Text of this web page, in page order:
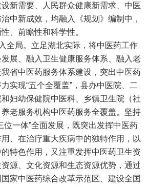
新需要、人民群众健康新需求、中医
中新成效，均融入《规划》编制中，
、前瞻性和科学性。
全局。立足湖北实际，将中医药工作
展、融入卫生健康服务体系、融入老
省中医药服务体系建设，突出中医药
实现“五个全覆盖”，县办中医院、二
妇幼保健院中医科、乡镇卫生院（社
老服务机构中医药服务全覆盖。坚持
位一体”全面发展，既突出发挥中医药
、在治疗重大疾病中的独特作用，以
特色作用，又注重发挥中医药卫生资
源、文化资源和生态资源优势，通过
国家中医药综合改革示范区、建设全国